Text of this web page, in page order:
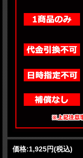
価格:1,925円(税込)